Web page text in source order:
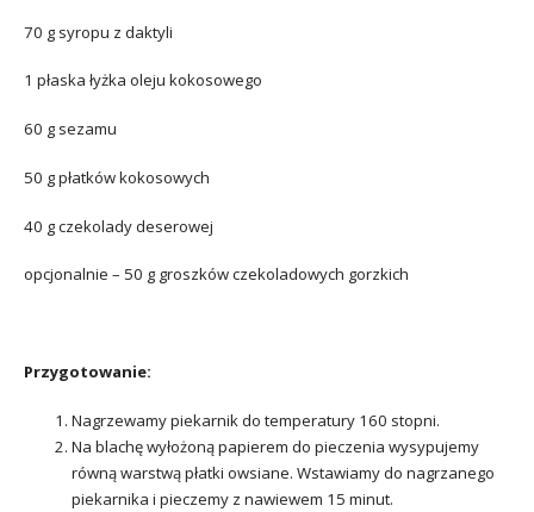
70 g syropu z daktyli
1 płaska łyżka oleju kokosowego
60 g sezamu
50 g płatków kokosowych
40 g czekolady deserowej
opcjonalnie – 50 g groszków czekoladowych gorzkich
Przygotowanie:
Nagrzewamy piekarnik do temperatury 160 stopni.
Na blachę wyłożoną papierem do pieczenia wysypujemy
równą warstwą płatki owsiane. Wstawiamy do nagrzanego
piekarnika i pieczemy z nawiewem 15 minut.